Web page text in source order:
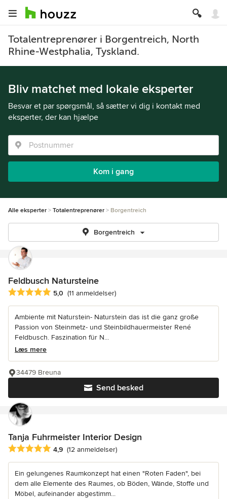
Totalentreprenører i Borgentreich, North
Rhine-Westphalia, Tyskland.
Bliv matchet med lokale eksperter
Besvar et par spørgsmål, så sætter vi dig i kontakt med
eksperter, der kan hjælpe
Kom i gang
Alle eksperter Totalentreprenører Borgentreich
Borgentreich
Feldbusch Natursteine
Gennemsnitlig bedømmelse: 5 ud af 5 stjerner
5,0 (11 anmeldelser)
Ambiente mit Naturstein- Naturstein das ist die ganz große
Passion von Steinmetz- und Steinbildhauermeister René
Feldbusch. Faszination für N...
Læs mere
Send besked
34479 Breuna
Tanja Fuhrmeister Interior Design
Gennemsnitlig bedømmelse: 4.9 ud af 5 stjerner
4,9 (12 anmeldelser)
Ein gelungenes Raumkonzept hat einen "Roten Faden", bei
dem alle Elemente des Raumes, ob Böden, Wände, Stoffe und
Möbel, aufeinander abgestimm...